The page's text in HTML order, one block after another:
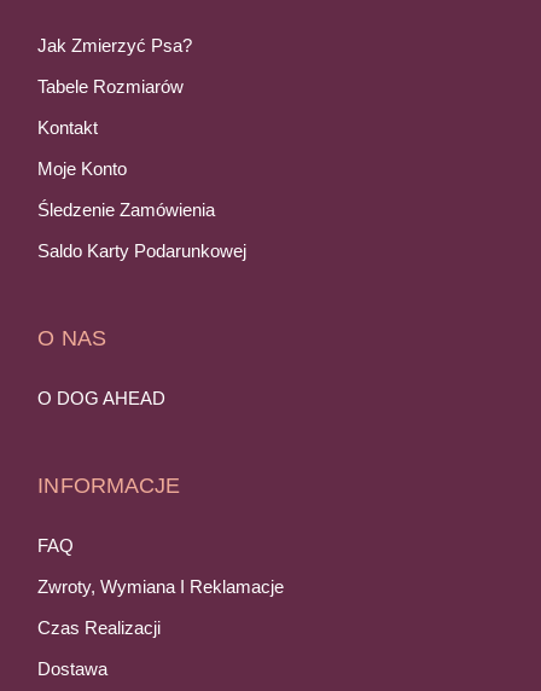
Jak Zmierzyć Psa?
Tabele Rozmiarów
Kontakt
Moje Konto
Śledzenie Zamówienia
Saldo Karty Podarunkowej
O NAS
O DOG AHEAD
INFORMACJE
FAQ
Zwroty, Wymiana I Reklamacje
Czas Realizacji
Dostawa